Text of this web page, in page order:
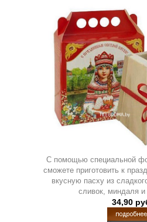
С помощью специальной
сможете приготовить к
вкусную пасху из
сливок, миндаля
34,90